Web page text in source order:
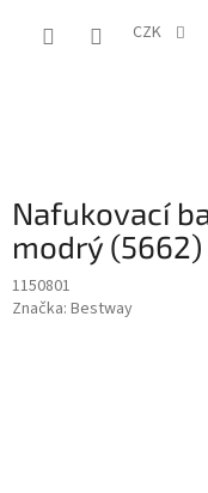
CZK
Nafukovací
modrý
1150801
Značka: Bestway